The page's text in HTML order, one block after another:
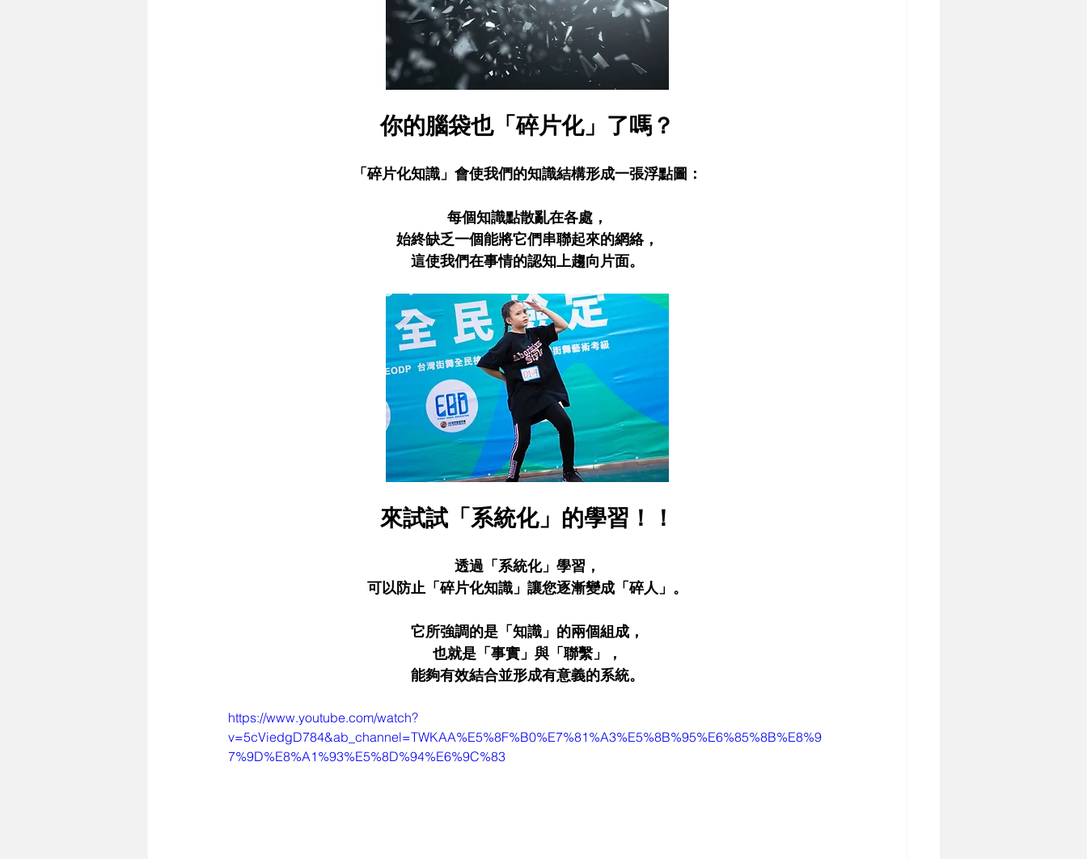
你的腦袋也「碎片化」了嗎？
「碎片化知識」會使我們的知識結構形成一張浮點圖：
每個知識點散亂在各處，
始終缺乏一個能將它們串聯起來的網絡，
這使我們在事情的認知上趨向片面。
來試試「系統化」的學習！！
透過「系統化」學習，
可以防止「碎片化知識」讓您逐漸變成「碎人」。
它所強調的是「知識」的兩個組成，
也就是「事實」與「聯繫」，
能夠有效結合並形成有意義的系統。
https://www.youtube.com/watch?
v=5cViedgD784&ab_channel=TWKAA%E5%8F%B0%E7%81%A3%E5%8B%95%E6%85%8B%E8%9
7%9D%E8%A1%93%E5%8D%94%E6%9C%83